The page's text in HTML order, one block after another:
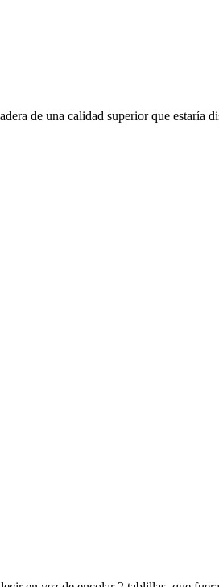
de una calidad superior que estaría